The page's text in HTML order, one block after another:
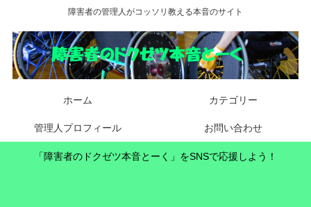
障害者の管理人がコッソリ教える本音のサイト
ホーム カテゴリー
管理人プロフィール お問い合わせ
「障害者のドクゼツ本音とーく」をSNSで応援しよう！